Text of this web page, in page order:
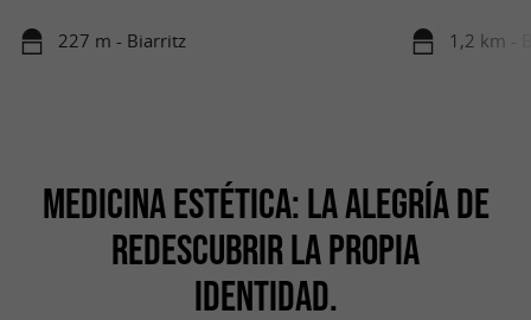
227 m - Biarritz 1,2 km -
MEDICINA ESTÉTICA: LA ALEGRÍA DE
REDESCUBRIR LA PROPIA
IDENTIDAD.